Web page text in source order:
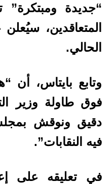
“جديدة
المتعاقدين،
الحالي.
وتابع بايتاس، أن
فوق طاولة وزير
دقيق ونوقش
فيه النقابات”.
في تعليقه على